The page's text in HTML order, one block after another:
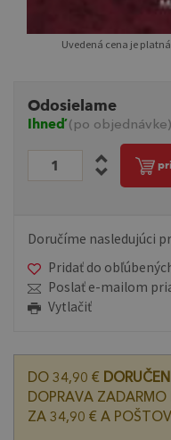
Uvedená cena je
Odosielame
Ihneď(po objednávke)
Doručíme nasledujúci
Pridať do
Poslať e-mailom
Vytlačiť
DO 34,90 €
DOPRAVA
ZA 34,90 € A